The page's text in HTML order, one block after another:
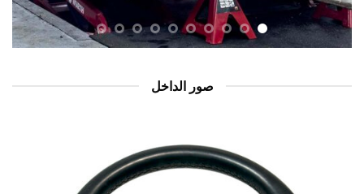
صور الداخل